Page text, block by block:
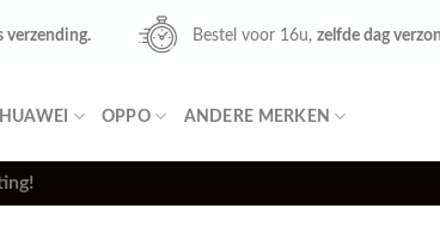
verzending. Bestel voor 16u, zelfde dag
HUAWEI OPPO ANDERE MERKEN